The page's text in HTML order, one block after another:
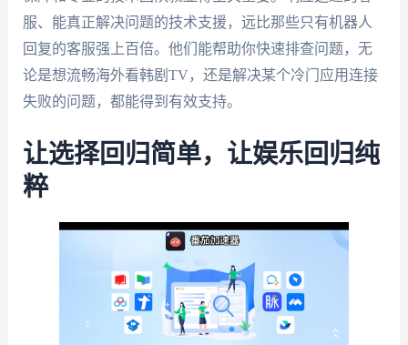
服、能真正解决问题的技术支援，远比那些只有机器人
回复的客服强上百倍。他们能帮助你快速排查问题，无
论是想流畅海外看韩剧TV，还是解决某个冷门应用连接
失败的问题，都能得到有效支持。
让选择回归简单，让娱乐回归纯
粹